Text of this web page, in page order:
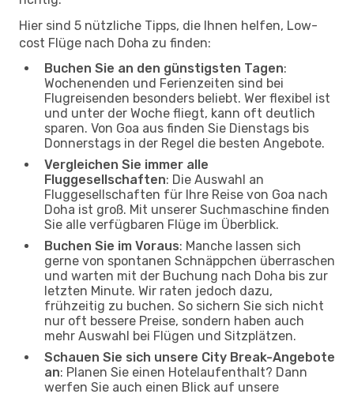
Hier sind 5 nützliche Tipps, die Ihnen helfen, Low-
cost Flüge nach Doha zu finden:
Buchen Sie an den günstigsten Tagen:
Wochenenden und Ferienzeiten sind bei
Flugreisenden besonders beliebt. Wer flexibel ist
und unter der Woche fliegt, kann oft deutlich
sparen. Von Goa aus finden Sie Dienstags bis
Donnerstags in der Regel die besten Angebote.
Vergleichen Sie immer alle
Fluggesellschaften: Die Auswahl an
Fluggesellschaften für Ihre Reise von Goa nach
Doha ist groß. Mit unserer Suchmaschine finden
Sie alle verfügbaren Flüge im Überblick.
Buchen Sie im Voraus: Manche lassen sich
gerne von spontanen Schnäppchen überraschen
und warten mit der Buchung nach Doha bis zur
letzten Minute. Wir raten jedoch dazu,
frühzeitig zu buchen. So sichern Sie sich nicht
nur oft bessere Preise, sondern haben auch
mehr Auswahl bei Flügen und Sitzplätzen.
Schauen Sie sich unsere City Break-Angebote
an: Planen Sie einen Hotelaufenthalt? Dann
werfen Sie auch einen Blick auf unsere